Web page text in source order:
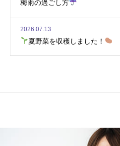
梅雨の過ごし方
2026.07.13
夏野菜を収穫しました！